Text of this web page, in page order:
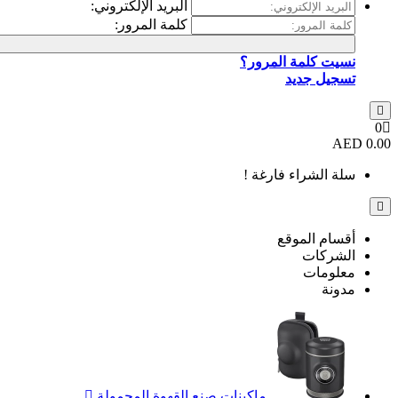
البريد الإلكتروني:
كلمة المرور:
نسيت كلمة المرور؟
تسجيل جديد
0
0.00 AED
سلة الشراء فارغة !
أقسام الموقع
الشركات
معلومات
مدونة